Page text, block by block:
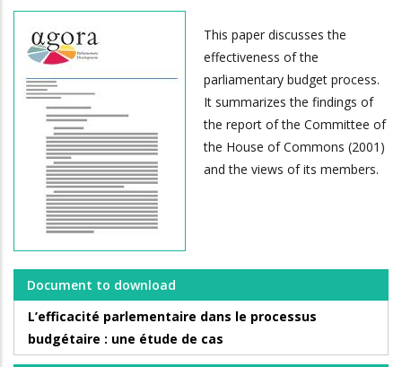
This paper discusses the
effectiveness of the
parliamentary budget process.
It summarizes the findings of
the report of the Committee of
the House of Commons (2001)
and the views of its members.
Document to download
L’efficacité parlementaire dans le processus
budgétaire : une étude de cas